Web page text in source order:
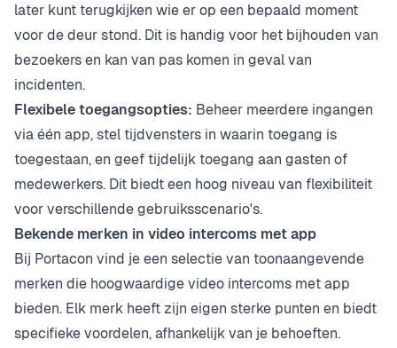
later kunt terugkijken wie er op een bepaald moment
voor de deur stond. Dit is handig voor het bijhouden van
bezoekers en kan van pas komen in geval van
incidenten.
Flexibele toegangsopties: Beheer meerdere ingangen
via één app, stel tijdvensters in waarin toegang is
toegestaan, en geef tijdelijk toegang aan gasten of
medewerkers. Dit biedt een hoog niveau van flexibiliteit
voor verschillende gebruiksscenario's.
Bekende merken in video intercoms met app
Bij Portacon vind je een selectie van toonaangevende
merken die hoogwaardige video intercoms met app
bieden. Elk merk heeft zijn eigen sterke punten en biedt
specifieke voordelen, afhankelijk van je behoeften.